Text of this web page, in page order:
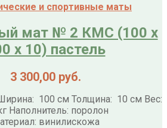
и спортивные маты
мат № 2 КМС (100 х
х 10) пастель
3 300,00 руб.
100 см Толщина: 10 см Вес:
Наполнитель: поролон
винилискожа